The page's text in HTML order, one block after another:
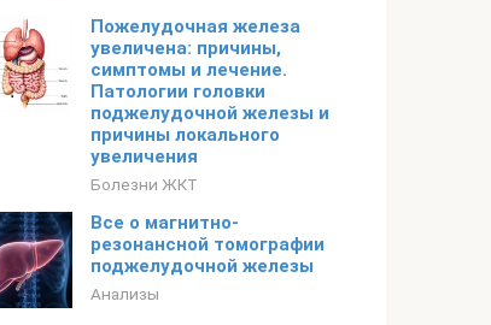
Пожелудочная железа
увеличена: причины,
симптомы и лечение.
Патологии головки
поджелудочной железы и
причины локального
увеличения
Болезни ЖКТ
Все о магнитно-
резонансной томографии
поджелудочной железы
Анализы